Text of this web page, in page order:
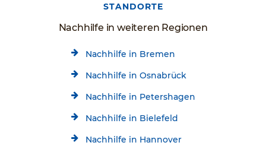
STANDORTE
Nachhilfe in weiteren Regionen
Nachhilfe in Bremen
Nachhilfe in Osnabrück
Nachhilfe in Petershagen
Nachhilfe in Bielefeld
Nachhilfe in Hannover